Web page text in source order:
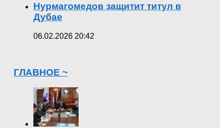
Нурмагомедов защитит титул в
Дубае
06.02.2026 20:42
ГЛАВНОЕ ~